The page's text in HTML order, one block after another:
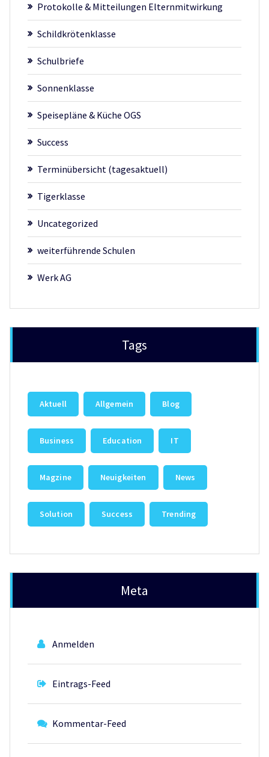
Protokolle & Mitteilungen Elternmitwirkung
Schildkrötenklasse
Schulbriefe
Sonnenklasse
Speisepläne & Küche OGS
Success
Terminübersicht (tagesaktuell)
Tigerklasse
Uncategorized
weiterführende Schulen
Werk AG
Tags
Aktuell Allgemein Blog
Business Education IT
Magzine Neuigkeiten News
Solution Success Trending
Meta
Anmelden
Eintrags-Feed
Kommentar-Feed